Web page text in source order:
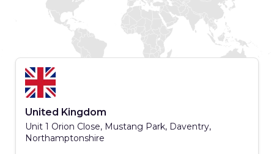
United Kingdom
Unit 1 Orion Close, Mustang Park, Daventry,
Northamptonshire